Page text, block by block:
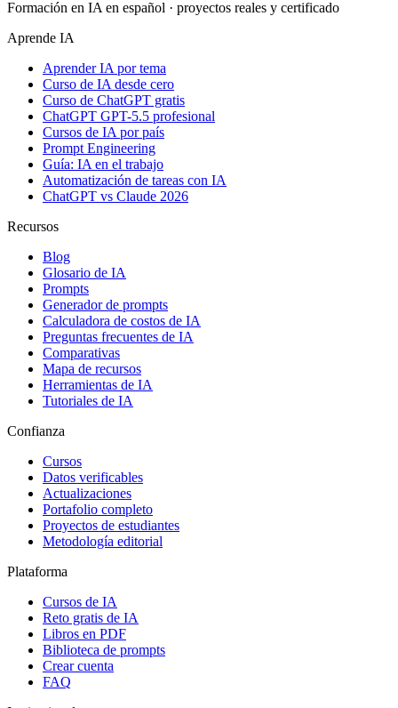
Formación en IA en español · proyectos reales y certificado
Aprende IA
Aprender IA por tema
Curso de IA desde cero
Curso de ChatGPT gratis
ChatGPT GPT-5.5 profesional
Cursos de IA por país
Prompt Engineering
Guía: IA en el trabajo
Automatización de tareas con IA
ChatGPT vs Claude 2026
Recursos
Blog
Glosario de IA
Prompts
Generador de prompts
Calculadora de costos de IA
Preguntas frecuentes de IA
Comparativas
Mapa de recursos
Herramientas de IA
Tutoriales de IA
Confianza
Cursos
Datos verificables
Actualizaciones
Portafolio completo
Proyectos de estudiantes
Metodología editorial
Plataforma
Cursos de IA
Reto gratis de IA
Libros en PDF
Biblioteca de prompts
Crear cuenta
FAQ